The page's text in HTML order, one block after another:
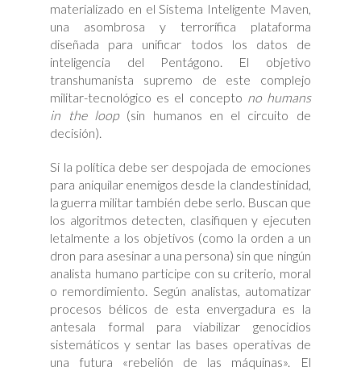
materializado en el Sistema Inteligente Maven,
una asombrosa y terrorífica plataforma
diseñada para unificar todos los datos de
inteligencia del Pentágono. El objetivo
transhumanista supremo de este complejo
militar-tecnológico es el concepto no humans
in the loop(sin humanos en el circuito de
decisión).
Si la política debe ser despojada de emociones
para aniquilar enemigos desde la clandestinidad,
la guerra militar también debe serlo. Buscan que
los algoritmos detecten, clasifiquen y ejecuten
letalmente a los objetivos (como la orden a un
dron para asesinar a una persona) sin que ningún
analista humano participe con su criterio, moral
o remordimiento. Según analistas, automatizar
procesos bélicos de esta envergadura es la
antesala formal para viabilizar genocidios
sistemáticos y sentar las bases operativas de
una futura «rebelión de las máquinas». El